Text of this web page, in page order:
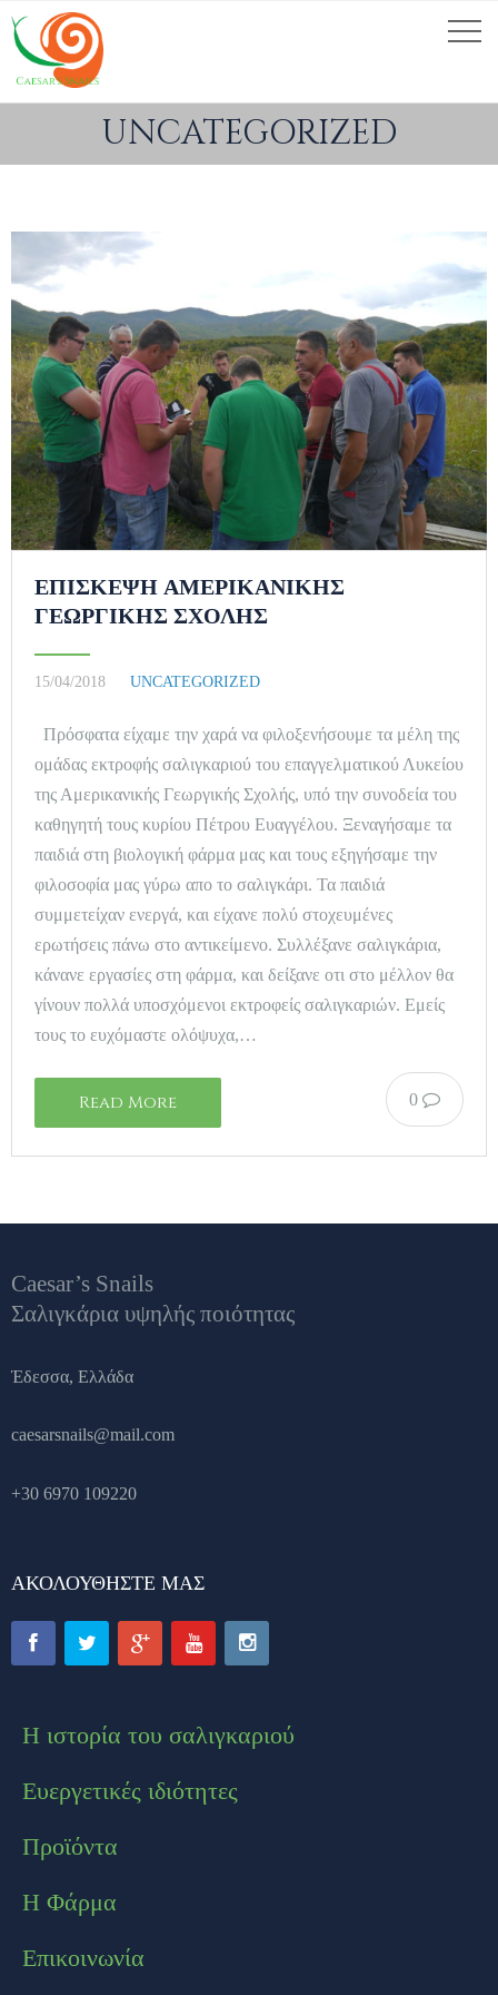
UNCATEGORIZED
ΕΠΊΣΚΕΨΗ ΑΜΕΡΙΚΆΝΙΚΗΣ
ΓΕΩΡΓΙΚΉΣ ΣΧΟΛΉΣ
15/04/2018 UNCATEGORIZED
Πρόσφατα είχαμε την χαρά να φιλοξενήσουμε τα μέλη της
ομάδας εκτροφής σαλιγκαριού του επαγγελματικού Λυκείου
της Αμερικανικής Γεωργικής Σχολής, υπό την συνοδεία του
καθηγητή τους κυρίου Πέτρου Ευαγγέλου. Ξεναγήσαμε τα
παιδιά στη βιολογική φάρμα μας και τους εξηγήσαμε την
φιλοσοφία μας γύρω απο το σαλιγκάρι. Τα παιδιά
συμμετείχαν ενεργά, και είχανε πολύ στοχευμένες
ερωτήσεις πάνω στο αντικείμενο. Συλλέξανε σαλιγκάρια,
κάνανε εργασίες στη φάρμα, και δείξανε οτι στο μέλλον θα
γίνουν πολλά υποσχόμενοι εκτροφείς σαλιγκαριών. Εμείς
τους το ευχόμαστε ολόψυχα,…
0
Read More
Caesar’s Snails
Σαλιγκάρια υψηλής ποιότητας
Έδεσσα, Ελλάδα
caesarsnails@mail.com
+30 6970 109220
ΑΚΟΛΟΥΘΉΣΤΕ ΜΑΣ
Η ιστορία του σαλιγκαριού
Ευεργετικές ιδιότητες
Προϊόντα
Η Φάρμα
Επικοινωνία